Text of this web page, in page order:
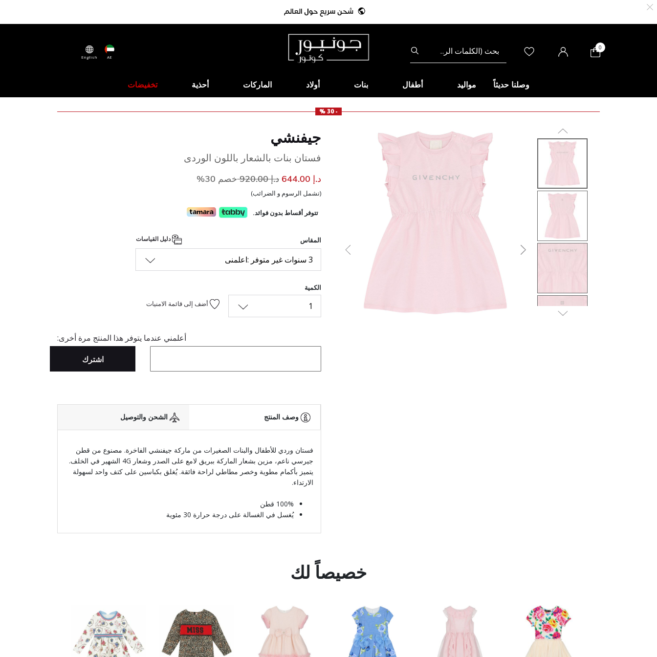
AE
English
0
وصلنا حديثاً مواليد أطفال بنات أولاد الماركات أحذية تخفيضات
- 30 %
السابق
جيفنشي
فستان بنات بالشعار باللون الوردى
د.إ 644.00 سعر مخفض مند.إ 920.00 إلى
خصم 30%
(تشمل الرسوم و الضرائب)
تتوفر أقساط بدون فوائد.
المقاس
3 سنوات غير متوفر :اعلمنى
الكمية
1 أضف إلى قائمة الامنيات
أعلمني عندما يتوفر هذا المنتج مرة أخرى:
اشترك
وصف المنتج الشحن والتوصيل
فستان وردي للأطفال والبنات الصغيرات من ماركة جيفنشي الفاخرة. مصنوع من قطن
جيرسي ناعم، مزين بشعار الماركة ببريق لامع على الصدر وشعار 4G الشهير في الخلف.
يتميز بأكمام مطوية وخصر مطاطي لراحة فائقة. يُغلق بكباسين على كتف واحد لسهولة
الارتداء.
100% قطن
يُغسل في الغسالة على درجة حرارة 30 مئوية
خصيصاً لك